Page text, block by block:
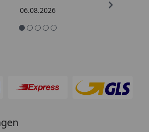
06.08.2026